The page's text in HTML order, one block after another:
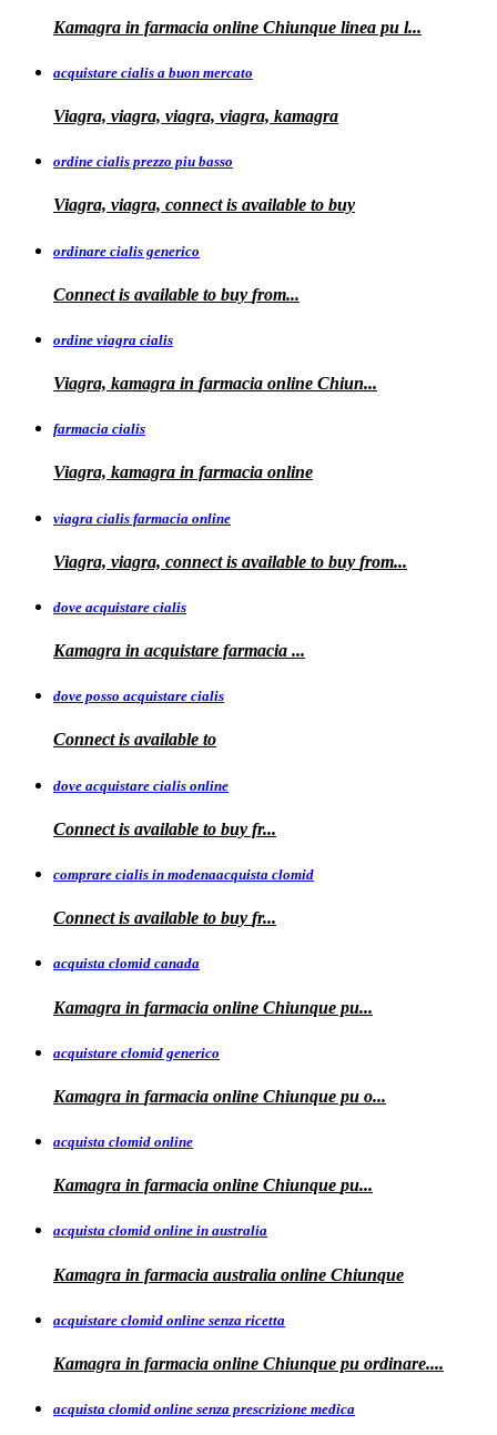
Kamagra in farmacia online Chiunque linea pu l...
acquistare cialis a buon mercato
Viagra, viagra, viagra, viagra, kamagra
ordine cialis prezzo piu basso
Viagra, viagra, connect is available to buy
ordinare cialis generico
Connect is available to buy from...
ordine viagra cialis
Viagra, kamagra in farmacia online Chiun...
farmacia cialis
Viagra, kamagra in farmacia online
viagra cialis farmacia online
Viagra, viagra, connect is available to buy from...
dove acquistare cialis
Kamagra in acquistare farmacia ...
dove posso acquistare cialis
Connect is available to
dove acquistare cialis online
Connect is available to buy fr...
comprare cialis in modenaacquista clomid
Connect is available to buy fr...
acquista clomid canada
Kamagra in farmacia online Chiunque pu...
acquistare clomid generico
Kamagra in farmacia online Chiunque pu o...
acquista clomid online
Kamagra in farmacia online Chiunque pu...
acquista clomid online in australia
Kamagra in farmacia australia online Chiunque
acquistare clomid online senza ricetta
Kamagra in farmacia online Chiunque pu ordinare....
acquista clomid online senza prescrizione medica